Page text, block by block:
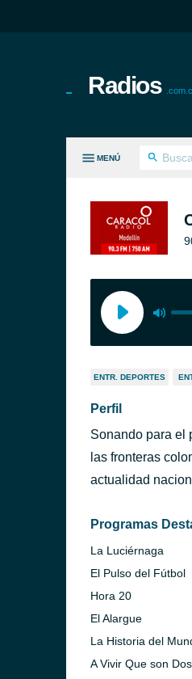
Radios
MENÚ
ENTR. DEPORTES
Perfil
Sonando para el
las fronteras
actualidad
Programas
La Luciérnaga
El Pulso del Fútbol
Hora 20
El Alargue
La Historia del
A Vivir Que son